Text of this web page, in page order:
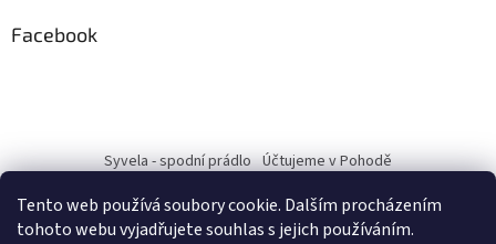
Tento web používá soubory cookie. Dalším procházením
tohoto webu vyjadřujete souhlas s jejich používáním.
Facebook
Syvela - spodní prádlo Účtujeme v Pohodě